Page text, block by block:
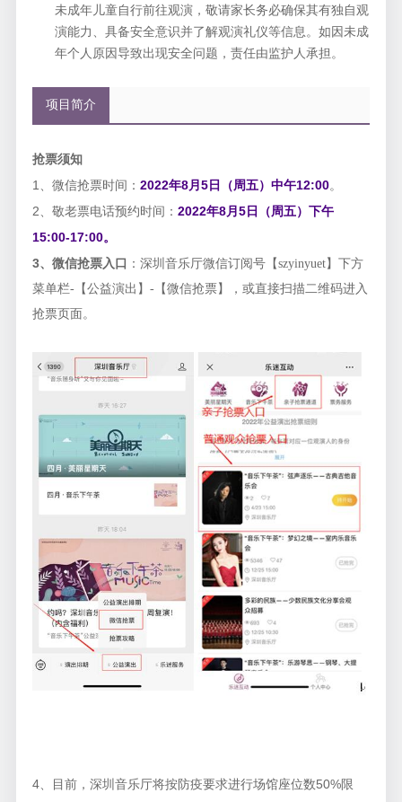
未成年儿童自行前往观演，敬请家长务必确保其有独自观
演能力、具备安全意识并了解观演礼仪等信息。如因未成
年个人原因导致出现安全问题，责任由监护人承担。
项目简介
抢票须知
1、微信抢票时间： 2022年8月5日（周五）中午12:00。
2、敬老票电话预约时间： 2022年8月5日（周五） 下午
15:00-17:00。
3、 微信抢票入口 ：深圳音乐厅微信订阅号【szyinyuet】下方
菜单栏- 【公益演出】 - 【微信抢票】，或直接扫描二维码进入
抢票页面。
4、目前，深圳音乐厅将按防疫要求进行场馆座位数50%限